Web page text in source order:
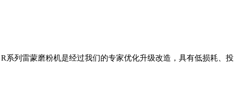
列雷蒙磨粉机是经过我们的专家优化升级改造，具有低损耗、投